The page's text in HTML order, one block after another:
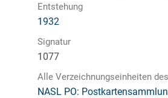
Entstehung
1932
Signatur
1077
Alle Verzeichnungseinheiten
NASL PO: